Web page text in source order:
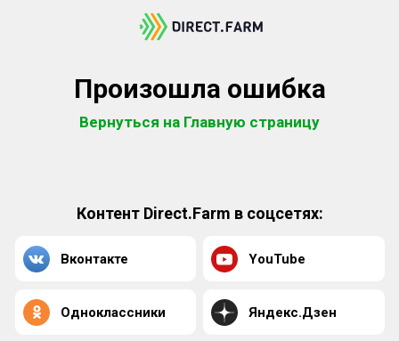
Произошла ошибка
Вернуться на Главную страницу
Контент Direct.Farm в соцсетях:
Вконтакте YouTube
Одноклассники Яндекс.Дзен